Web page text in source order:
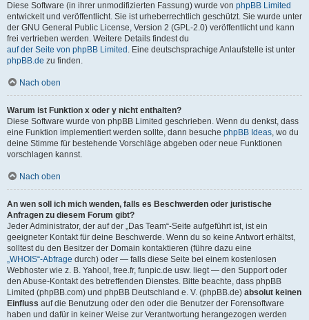
Diese Software (in ihrer unmodifizierten Fassung) wurde von phpBB Limited
entwickelt und veröffentlicht. Sie ist urheberrechtlich geschützt. Sie wurde unter
der GNU General Public License, Version 2 (GPL-2.0) veröffentlicht und kann
frei vertrieben werden. Weitere Details findest du
auf der Seite von phpBB Limited . Eine deutschsprachige Anlaufstelle ist unter
phpBB.de zu finden.
Nach oben
Warum ist Funktion x oder y nicht enthalten?
Diese Software wurde von phpBB Limited geschrieben. Wenn du denkst, dass
eine Funktion implementiert werden sollte, dann besuche phpBB Ideas, wo du
deine Stimme für bestehende Vorschläge abgeben oder neue Funktionen
vorschlagen kannst.
Nach oben
An wen soll ich mich wenden, falls es Beschwerden oder juristische
Anfragen zu diesem Forum gibt?
Jeder Administrator, der auf der „Das Team“-Seite aufgeführt ist, ist ein
geeigneter Kontakt für deine Beschwerde. Wenn du so keine Antwort erhältst,
solltest du den Besitzer der Domain kontaktieren (führe dazu eine
„WHOIS“-Abfrage durch) oder — falls diese Seite bei einem kostenlosen
Webhoster wie z. B. Yahoo!, free.fr, funpic.de usw. liegt — den Support oder
den Abuse-Kontakt des betreffenden Dienstes. Bitte beachte, dass phpBB
Limited (phpBB.com) und phpBB Deutschland e. V. (phpBB.de) absolut keinen
Einfluss auf die Benutzung oder den oder die Benutzer der Forensoftware
haben und dafür in keiner Weise zur Verantwortung herangezogen werden